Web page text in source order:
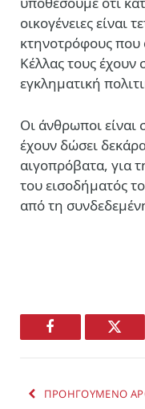
οικογένειες είναι
κτηνοτρόφους που
Κέλλας τους έχουν
εγκληματική
Οι άνθρωποι είναι
έχουν δώσει
αιγοπρόβατα, για
του εισοδήματός
από τη
Facebook
ΠΡΟΗΓΟΥΜΕΝΟ